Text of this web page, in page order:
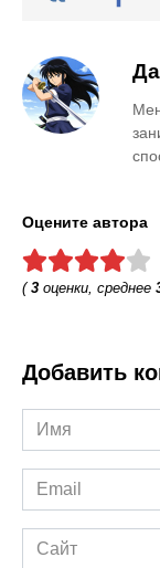
Оцените автора
(3 оценки, среднее
Добавить
Имя
*
Email
*
Сайт